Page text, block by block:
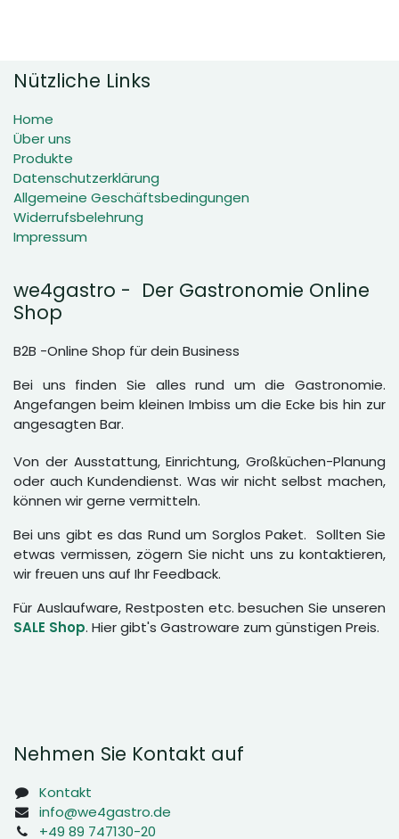
Nützliche Links
Home
Über uns
Produkte
Datenschutzerklärung
Allgemeine Geschäftsbedingungen
Widerrufsbelehrung
Impressum
we4gastro - Der Gastronomie Online
Shop
B2B -Online Shop für dein Business
Bei uns finden Sie alles rund um die Gastronomie.
Angefangen beim kleinen Imbiss um die Ecke bis hin zur
angesagten Bar.
Von der Ausstattung, Einrichtung, Großküchen-Planung
oder auch Kundendienst. Was wir nicht selbst machen,
können wir gerne vermitteln.
Bei uns gibt es das Rund um Sorglos Paket. Sollten Sie
etwas vermissen, zögern Sie nicht uns zu kontaktieren,
wir freuen uns auf Ihr Feedback.
Für Auslaufware, Restposten etc. besuchen Sie unseren
SALE Shop. Hier gibt's Gastroware zum günstigen Preis.
Nehmen Sie Kontakt auf
Kontakt
info@we4gastro.de
+49 89 747130-20